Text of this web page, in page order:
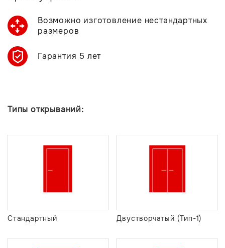
Возможно изготовление нестандартных
размеров
Гарантия 5 лет
Типы открываний:
Стандартный Двустворчатый (Тип-1)